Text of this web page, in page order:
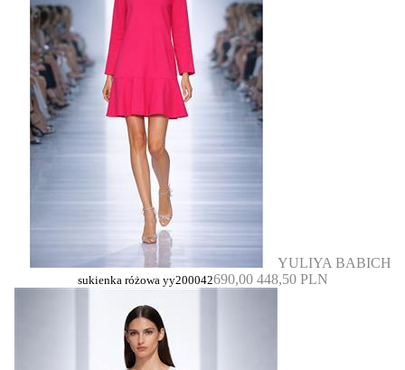
YULIYA BABICH
sukienka różowa yy200042690,00 448,50 PLN